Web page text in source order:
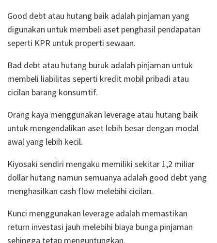
Good debt atau hutang baik adalah pinjaman yang
digunakan untuk membeli aset penghasil pendapatan
seperti KPR untuk properti sewaan.
Bad debt atau hutang buruk adalah pinjaman untuk
membeli liabilitas seperti kredit mobil pribadi atau
cicilan barang konsumtif.
Orang kaya menggunakan leverage atau hutang baik
untuk mengendalikan aset lebih besar dengan modal
awal yang lebih kecil.
Kiyosaki sendiri mengaku memiliki sekitar 1,2 miliar
dollar hutang namun semuanya adalah good debt yang
menghasilkan cash flow melebihi cicilan.
Kunci menggunakan leverage adalah memastikan
return investasi jauh melebihi biaya bunga pinjaman
sehingga tetap menguntungkan.